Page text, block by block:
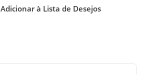
Adicionar à Lista de Desejos